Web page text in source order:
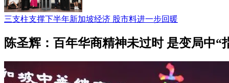
三支柱支撑下半年新加坡经济 股市料进一步回暖
陈圣辉：百年华商精神未过时 是变局中“